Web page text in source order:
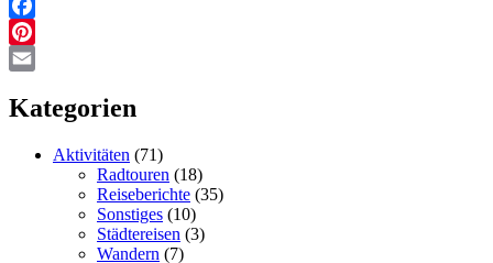
312
Facebook
Pinterest
Kategorien
Aktivitäten (71)
Radtouren (18)
Reiseberichte (35)
Sonstiges (10)
Städtereisen (3)
Wandern (7)